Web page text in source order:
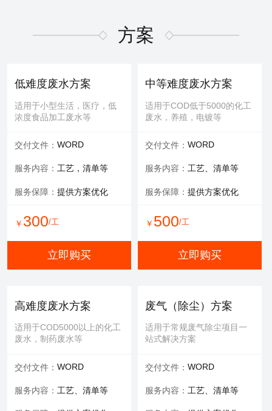
制，增加或删减功能版块等
维修内容：提供编程服务
可选服务：提供管线材料
立即购买
式膜，板式膜，陶瓷膜等
可选服务：提供清洗药剂
服务保障：通量至70%
立即购买
有限空间作业
适用于一体化设备内部，
井，窖，地下操作室等
安全保障：专业设备持证
服务内容：清理，维修等
立即购买
填料更换
适用于河道，池塘，景观
水，污水池体，环保设备等
可选服务：填料购买
立即购买
方案
低难度废水方案
适用于小型生活，医疗，低
浓度食品加工废水等
交付文件： WORD
服务内容： 工艺，清单等
服务保障： 提供方案优化
￥ 300/工
立即购买
中等难度废水方案
适用于COD低于5000的化工
废水，养殖，电镀等
交付文件： WORD
服务内容： 工艺、清单等
服务保障： 提供方案优化
￥ 500/工
立即购买
高难度废水方案
适用于COD5000以上的化工
废水，制药废水等
交付文件： WORD
服务内容： 工艺、清单等
废气（除尘）方案
适用于常规废气除尘项目一
站式解决方案
交付文件： WORD
服务内容： 工艺、清单等